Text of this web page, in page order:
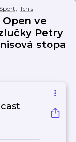
Sport, Tenis
Open ve
Petry
stopa